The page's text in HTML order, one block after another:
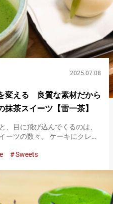
2025.07.08
変える 良質な素材だから
茶スイーツ【雷一茶】
、目に飛び込んでくるのは、
ーツの数々。 ケーキにクレー
た抹茶を味わいたいなら、立
Sweets